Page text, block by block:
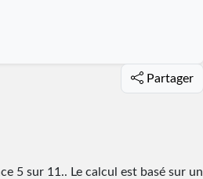
Partager
5sur 11 .. Le calcul est basé sur un